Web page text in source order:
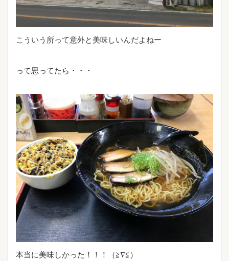
こういう所って意外と美味しいんだよねー
って思ってたら・・・
本当に美味しかった！！！（≧∇≦）